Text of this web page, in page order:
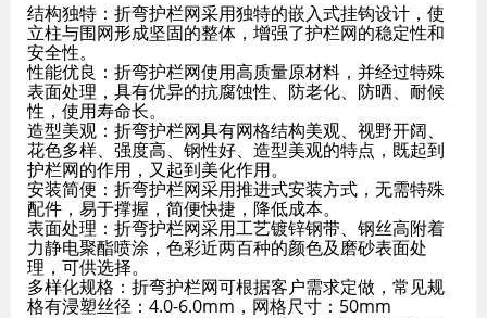
结构独特：折弯护栏网采用独特的嵌入式挂钩设计，使
立柱与围网形成坚固的整体，增强了护栏网的稳定性和
安全性。
性能优良：折弯护栏网使用高质量原材料，并经过特殊
表面处理，具有优异的抗腐蚀性、防老化、防晒、耐候
性，使用寿命长。
造型美观：折弯护栏网具有网格结构美观、视野开阔、
花色多样、强度高、钢性好、造型美观的特点，既起到
护栏网的作用，又起到美化作用。
安装简便：折弯护栏网采用推进式安装方式，无需特殊
配件，易于撑握，简便快捷，降低成本。
表面处理：折弯护栏网采用工艺镀锌钢带、钢丝高附着
力静电聚酯喷涂，色彩近两百种的颜色及磨砂表面处
理，可供选择。
多样化规格：折弯护栏网可根据客户需求定做，常见规
格有浸塑丝径：4.0-6.0mm，网格尺寸：50mm